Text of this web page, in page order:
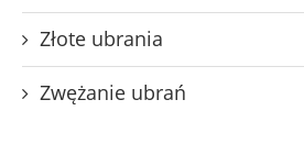
Złote ubrania
Zwężanie ubrań